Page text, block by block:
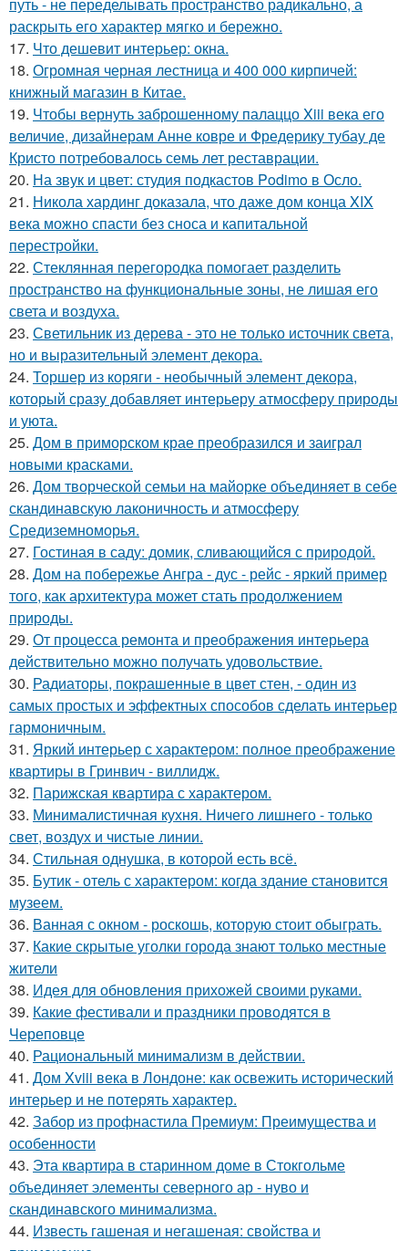
раскрыть его характер мягко и бережно.
17. Что дешевит интерьер: окна.
18. Огромная черная лестница и 400 000 кирпичей:
книжный магазин в Китае.
19. Чтобы вернуть заброшенному палаццо Xiii века его
величие, дизайнерам Анне ковре и Фредерику тубау де
Кристо потребовалось семь лет реставрации.
20. На звук и цвет: студия подкастов Podimo в Осло.
21. Никола хардинг доказала, что даже дом конца XIX
века можно спасти без сноса и капитальной
перестройки.
22. Стеклянная перегородка помогает разделить
пространство на функциональные зоны, не лишая его
света и воздуха.
23. Светильник из дерева - это не только источник света,
но и выразительный элемент декора.
24. Торшер из коряги - необычный элемент декора,
который сразу добавляет интерьеру атмосферу природы
и уюта.
25. Дом в приморском крае преобразился и заиграл
новыми красками.
26. Дом творческой семьи на майорке объединяет в себе
скандинавскую лаконичность и атмосферу
Средиземноморья.
27. Гостиная в саду: домик, сливающийся с природой.
28. Дом на побережье Ангра - дус - рейс - яркий пример
того, как архитектура может стать продолжением
природы.
29. От процесса ремонта и преображения интерьера
действительно можно получать удовольствие.
30. Радиаторы, покрашенные в цвет стен, - один из
самых простых и эффектных способов сделать интерьер
гармоничным.
31. Яркий интерьер с характером: полное преображение
квартиры в Гринвич - виллидж.
32. Парижская квартира с характером.
33. Минималистичная кухня. Ничего лишнего - только
свет, воздух и чистые линии.
34. Стильная однушка, в которой есть всё.
35. Бутик - отель с характером: когда здание становится
музеем.
36. Ванная с окном - роскошь, которую стоит обыграть.
37. Какие скрытые уголки города знают только местные
жители
38. Идея для обновления прихожей своими руками.
39. Какие фестивали и праздники проводятся в
Череповце
40. Рациональный минимализм в действии.
41. Дом Xviii века в Лондоне: как освежить исторический
интерьер и не потерять характер.
42. Забор из профнастила Премиум: Преимущества и
особенности
43. Эта квартира в старинном доме в Стокгольме
объединяет элементы северного ар - нуво и
скандинавского минимализма.
44. Известь гашеная и негашеная: свойства и